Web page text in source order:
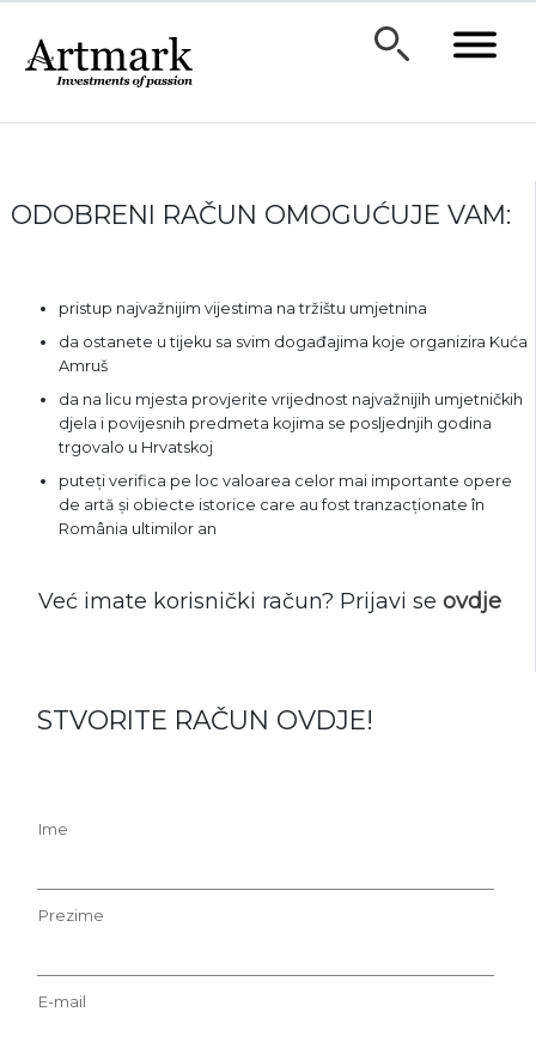
ODOBRENI RAČUN OMOGUĆUJE VAM:
pristup najvažnijim vijestima na tržištu umjetnina
da ostanete u tijeku sa svim događajima koje organizira Kuća
Amruš
da na licu mjesta provjerite vrijednost najvažnijih umjetničkih
djela i povijesnih predmeta kojima se posljednjih godina
trgovalo u Hrvatskoj
puteți verifica pe loc valoarea celor mai importante opere
de artă și obiecte istorice care au fost tranzacționate în
România ultimilor an
Već imate korisnički račun? Prijavi se ovdje
STVORITE RAČUN OVDJE!
Ime
Prezime
E-mail